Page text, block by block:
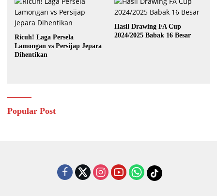
Ricuh! Laga Persela
Lamongan vs Persijap Jepara
Dihentikan
Hasil Drawing FA Cup
2024/2025 Babak 16 Besar
Popular Post